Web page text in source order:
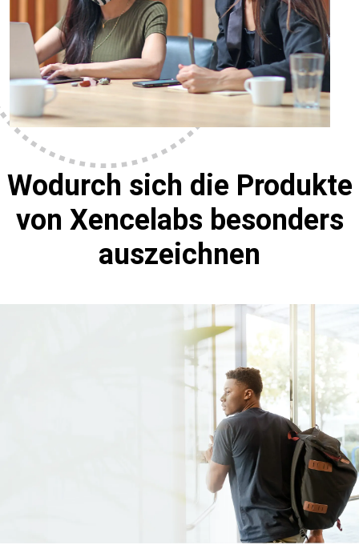
Wodurch sich die Produkte
von Xencelabs besonders
auszeichnen